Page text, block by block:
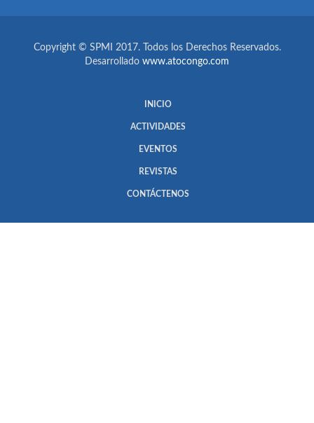
Copyright © SPMI 2017. Todos los Derechos Reservados.
Desarrollado www.atocongo.com
INICIO
ACTIVIDADES
EVENTOS
REVISTAS
CONTÁCTENOS